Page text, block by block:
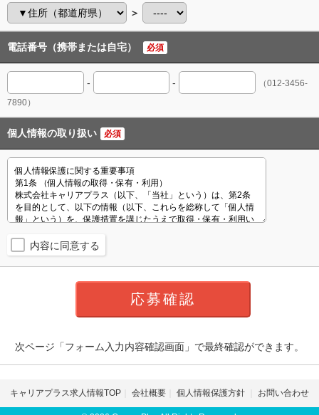
＞
電話番号（携帯または自宅） 必須
- -
（012-3456-
7890）
個人情報の取り扱い 必須
内容に同意する
次ページ「フォーム入力内容確認画面」で最終確認ができます。
キャリアプラス求人情報TOP 会社概要 個人情報保護方針 お問い合わせ